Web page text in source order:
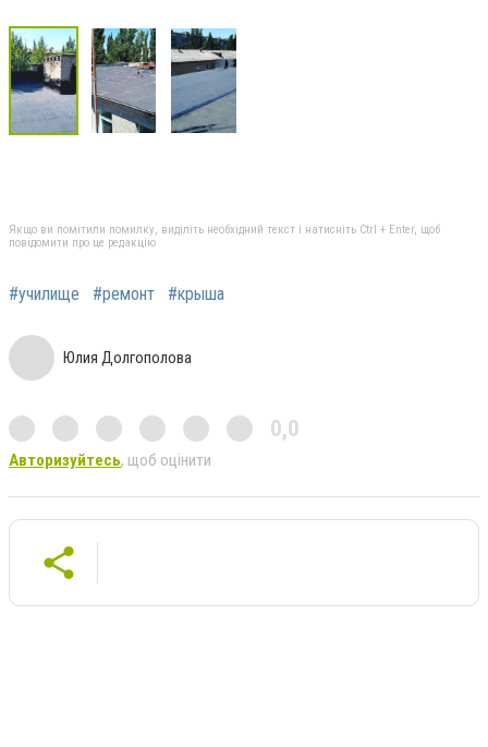
Якщо ви помітили помилку, виділіть необхідний текст і натисніть Ctrl + Enter, щоб
повідомити про це редакцію
#училище #ремонт #крыша
Юлия Долгополова
0,0
Авторизуйтесь, щоб оцінити